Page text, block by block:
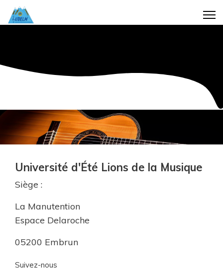
Université d'Été Lions de la Musique
Siège :
La Manutention
Espace Delaroche
05200 Embrun
Suivez-nous